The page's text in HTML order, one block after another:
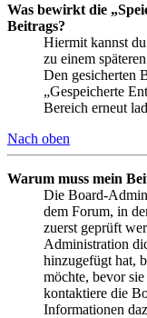
Was bewirkt die
Beitrags?
Hiermit kannst
zu einem
Den gesicherten
„Gespeicherte
Bereich erneut
Nach oben
Warum muss mein
Die Board-
dem Forum, in
zuerst geprüft
Administration
hinzugefügt hat,
möchte, bevor
kontaktiere die
Informationen